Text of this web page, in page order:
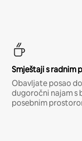
Smještaji s radnim
Obavljate posao
dugoročni najam s
posebnim